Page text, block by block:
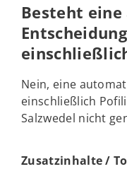
Besteht
Nein, eine
einschließlich
Salzwedel nicht
Zusatzinhalte /